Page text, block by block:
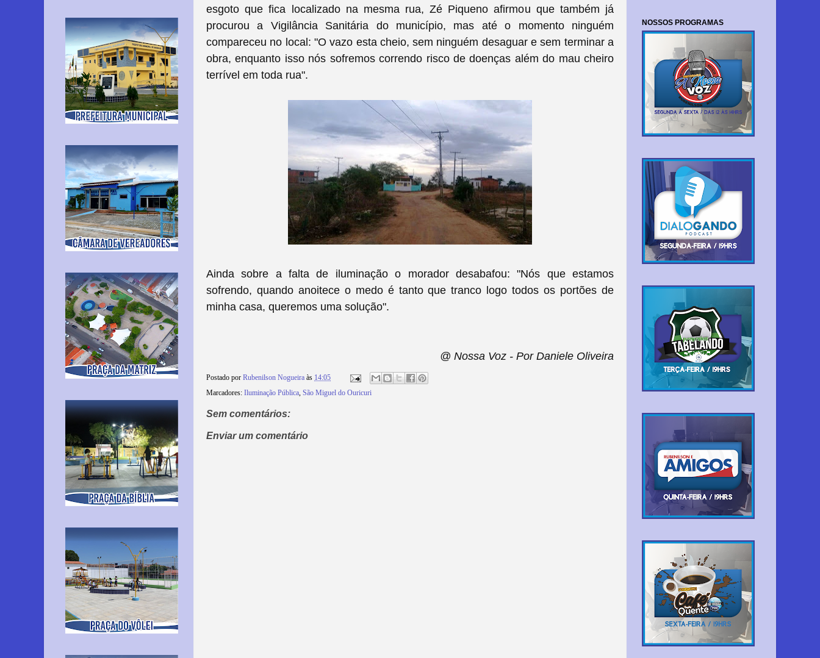
esgoto que fica localizado na mesma rua, Zé Piqueno afirmou que também já
procurou a Vigilância Sanitária do município, mas até o momento ninguém
compareceu no local: "O vazo esta cheio, sem ninguém desaguar e sem terminar a
obra, enquanto isso nós sofremos correndo risco de doenças além do mau cheiro
terrível em toda rua".
Ainda sobre a falta de iluminação o morador desabafou: "Nós que estamos
sofrendo, quando anoitece o medo é tanto que tranco logo todos os portões de
minha casa, queremos uma solução".
@ Nossa Voz - Por Daniele Oliveira
Postado por Rubenilson Nogueira às 14:05
Marcadores: Iluminação Pública, São Miguel do Ouricuri
Sem comentários:
Enviar um comentário
NOSSOS PROGRAMAS